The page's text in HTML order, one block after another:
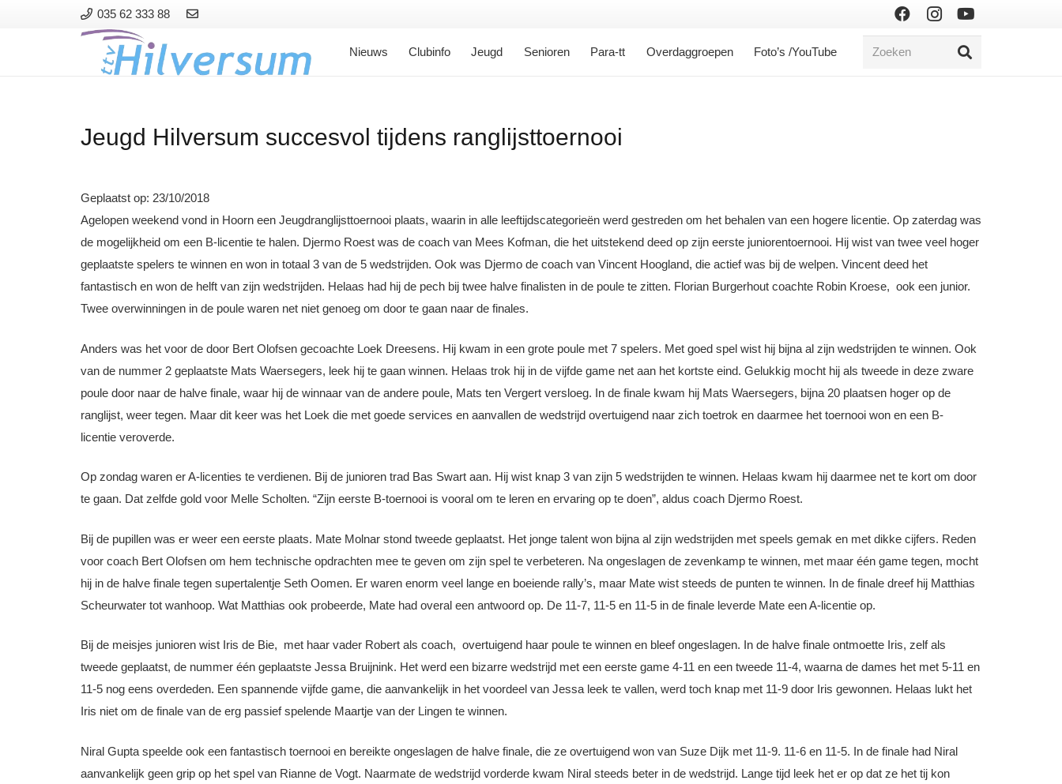
035 62 333 88
Nieuws Clubinfo Jeugd Senioren Para-tt Overdaggroepen Foto’s /YouTube
Jeugd Hilversum succesvol tijdens ranglijsttoernooi
Geplaatst op: 23/10/2018
Agelopen weekend vond in Hoorn een Jeugdranglijsttoernooi plaats, waarin in alle leeftijdscategorieën werd gestreden om het behalen van een hogere licentie. Op zaterdag was
de mogelijkheid om een B-licentie te halen. Djermo Roest was de coach van Mees Kofman, die het uitstekend deed op zijn eerste juniorentoernooi. Hij wist van twee veel hoger
geplaatste spelers te winnen en won in totaal 3 van de 5 wedstrijden. Ook was Djermo de coach van Vincent Hoogland, die actief was bij de welpen. Vincent deed het
fantastisch en won de helft van zijn wedstrijden. Helaas had hij de pech bij twee halve finalisten in de poule te zitten. Florian Burgerhout coachte Robin Kroese, ook een junior.
Twee overwinningen in de poule waren net niet genoeg om door te gaan naar de finales.
Anders was het voor de door Bert Olofsen gecoachte Loek Dreesens. Hij kwam in een grote poule met 7 spelers. Met goed spel wist hij bijna al zijn wedstrijden te winnen. Ook
van de nummer 2 geplaatste Mats Waersegers, leek hij te gaan winnen. Helaas trok hij in de vijfde game net aan het kortste eind. Gelukkig mocht hij als tweede in deze zware
poule door naar de halve finale, waar hij de winnaar van de andere poule, Mats ten Vergert versloeg. In de finale kwam hij Mats Waersegers, bijna 20 plaatsen hoger op de
ranglijst, weer tegen. Maar dit keer was het Loek die met goede services en aanvallen de wedstrijd overtuigend naar zich toetrok en daarmee het toernooi won en een B-
licentie veroverde.
Op zondag waren er A-licenties te verdienen. Bij de junioren trad Bas Swart aan. Hij wist knap 3 van zijn 5 wedstrijden te winnen. Helaas kwam hij daarmee net te kort om door
te gaan. Dat zelfde gold voor Melle Scholten. “Zijn eerste B-toernooi is vooral om te leren en ervaring op te doen”, aldus coach Djermo Roest.
Bij de pupillen was er weer een eerste plaats. Mate Molnar stond tweede geplaatst. Het jonge talent won bijna al zijn wedstrijden met speels gemak en met dikke cijfers. Reden
voor coach Bert Olofsen om hem technische opdrachten mee te geven om zijn spel te verbeteren. Na ongeslagen de zevenkamp te winnen, met maar één game tegen, mocht
hij in de halve finale tegen supertalentje Seth Oomen. Er waren enorm veel lange en boeiende rally’s, maar Mate wist steeds de punten te winnen. In de finale dreef hij Matthias
Scheurwater tot wanhoop. Wat Matthias ook probeerde, Mate had overal een antwoord op. De 11-7, 11-5 en 11-5 in de finale leverde Mate een A-licentie op.
Bij de meisjes junioren wist Iris de Bie, met haar vader Robert als coach, overtuigend haar poule te winnen en bleef ongeslagen. In de halve finale ontmoette Iris, zelf als
tweede geplaatst, de nummer één geplaatste Jessa Bruijnink. Het werd een bizarre wedstrijd met een eerste game 4-11 en een tweede 11-4, waarna de dames het met 5-11 en
11-5 nog eens overdeden. Een spannende vijfde game, die aanvankelijk in het voordeel van Jessa leek te vallen, werd toch knap met 11-9 door Iris gewonnen. Helaas lukt het
Iris niet om de finale van de erg passief spelende Maartje van der Lingen te winnen.
Niral Gupta speelde ook een fantastisch toernooi en bereikte ongeslagen de halve finale, die ze overtuigend won van Suze Dijk met 11-9. 11-6 en 11-5. In de finale had Niral
aanvankelijk geen grip op het spel van Rianne de Vogt. Naarmate de wedstrijd vorderde kwam Niral steeds beter in de wedstrijd. Lange tijd leek het er op dat ze het tij kon